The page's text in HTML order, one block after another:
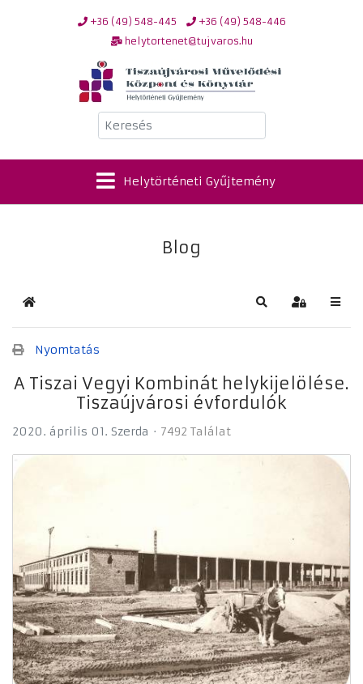
+36 (49) 548-445
+36 (49) 548-446
helytortenet@tujvaros.hu
Keresés
Helytörténeti Gyűjtemény
Blog
Kezdőlap Keresés
Nyomtatás
A Tiszai Vegyi Kombinát helykijelölése.
Tiszaújvárosi évfordulók
2020. április 01. Szerda 7492 Találat